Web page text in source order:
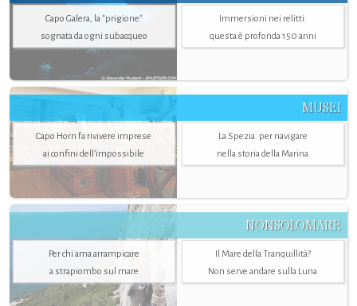
Capo Galera, la "prigione"
sognata da ogni subacqueo
Immersioni nei relitti:
questa è profonda 150 anni
MUSEI
Capo Horn fa rivivere imprese
ai confini dell’impossibile
La Spezia. per navigare
nella storia della Marina
NONSOLOMARE
Per chi ama arrampicare
a strapiombo sul mare
Il Mare della Tranquillità?
Non serve andare sulla Luna